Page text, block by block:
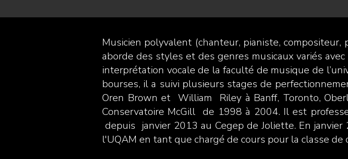
Musicien polyvalent (chanteur, pianiste,
aborde des styles et des genres musicaux variés
interprétation vocale de la faculté de musique de
bourses, il a suivi plusieurs stages de
Oren Brown et William Riley à Banff, Toronto,
Conservatoire McGill de 1998 à 2004. Il est
depuis janvier 2013 au Cegep de Joliette. En
l'UQAM en tant que chargé de cours pour la classe de